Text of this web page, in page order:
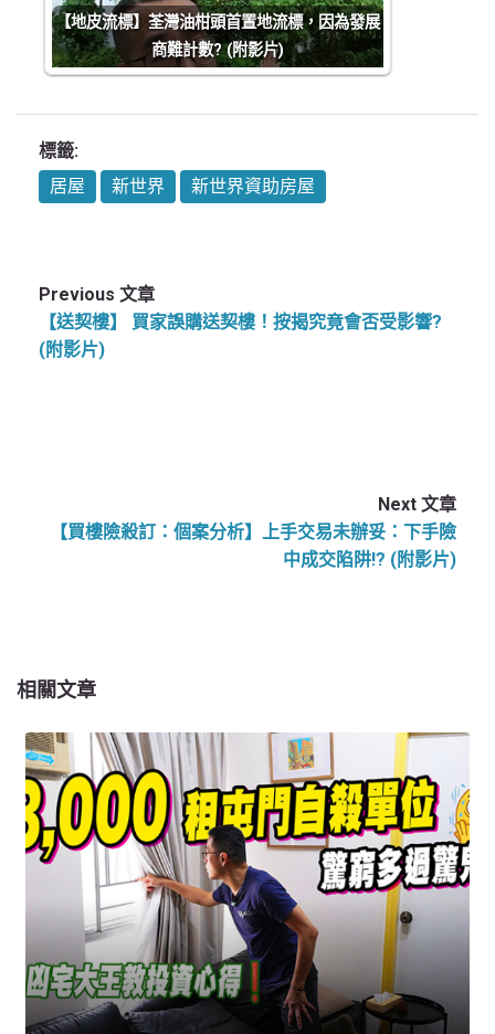
【地皮流標】荃灣油柑頭首置地流標，因為發展
商難計數? (附影片)
標籤:
居屋
新世界 新世界資助房屋
Previous 文章
【送契樓】 買家誤購送契樓！按揭究竟會否受影響?
(附影片)
Next 文章
【買樓險殺訂：個案分析】上手交易未辦妥：下手險
中成交陷阱!? (附影片)
相關文章